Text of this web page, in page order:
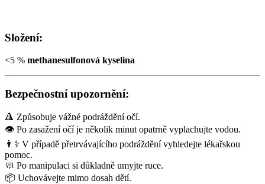
Složení:
<5 % methanesulfonová kyselina
Bezpečnostní upozornění:
🔺 Způsobuje vážné podráždění očí.
👁️ Po zasažení očí je několik minut opatrně vyplachujte vodou.
👨⚕️ V případě přetrvávajícího podráždění vyhledejte lékařskou
pomoc.
🧼 Po manipulaci si důkladně umyjte ruce.
📦 Uchovávejte mimo dosah dětí.